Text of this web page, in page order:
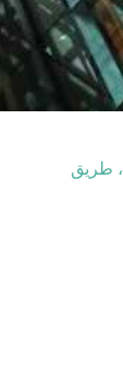
الطابق السادس عشر، الوحدة ب، مبنى جياتاي الدولي، رقم 41، طريق